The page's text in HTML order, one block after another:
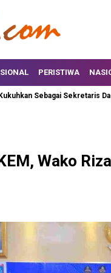
PERISTIWA
Sebagai Sekretaris Daerah
Wako